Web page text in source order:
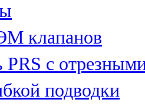
клапанов
с
подводки